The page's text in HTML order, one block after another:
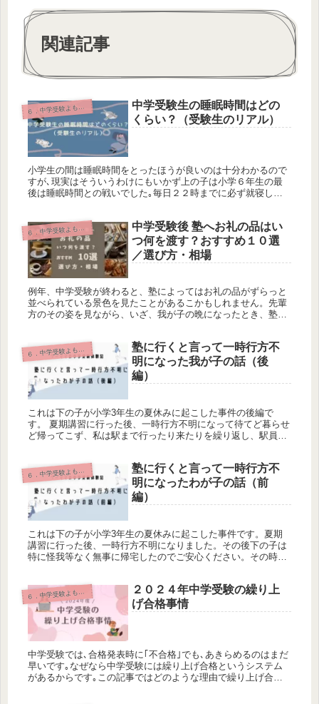
関連記事
６
．中学受験よもやま話
中学受験生の睡眠時間はどの
くらい？（受験生のリアル）
小学生の間は睡眠時間をとったほうが良いのは十分わかるので
すが､現実はそういうわけにもいかず上の子は小学６年生の最
後は睡眠時間との戦いでした｡毎日２２時までに必ず就寝して
６
．中学受験よもやま話
中学受験後 塾へお礼の品はい
つ何を渡す？おすすめ１０選
／選び方・相場
例年、中学受験が終わると、塾によってはお礼の品がずらっと
並べられている景色を見たことがあるこかもしれません。先輩
方のその姿を見ながら、いざ、我が子の晩になったとき、塾へ
６
．中学受験よもやま話
塾に行くと言って一時行方不
明になった我が子の話（後
編）
これは下の子が小学3年生の夏休みに起こした事件の後編で
す。 夏期講習に行った後、一時行方不明になって待てど暮らせ
ど帰ってこず、私は駅まで行ったり来たりを繰り返し、駅員さ
６
．中学受験よもやま話
塾に行くと言って一時行方不
明になったわが子の話（前
編）
これは下の子が小学3年生の夏休みに起こした事件です。夏期
講習に行った後、一時行方不明になりました。その後下の子は
特に怪我等なく無事に帰宅したのでご安心ください。その時の
６
．中学受験よもやま話
２０２４年中学受験の繰り上
げ合格事情
中学受験では､合格発表時に｢不合格｣でも､あきらめるのはまだ
早いです｡なぜなら中学受験には繰り上げ合格というシステム
があるからです｡この記事ではどのような理由で繰り上げ合格